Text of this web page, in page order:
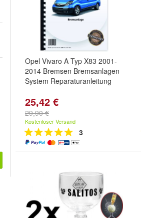
Opel Vivaro A Typ X83 2001-
2014 Bremsen Bremsanlagen
System Reparaturanleitung
25,42 €
29,90 €
Kostenloser Versand
3